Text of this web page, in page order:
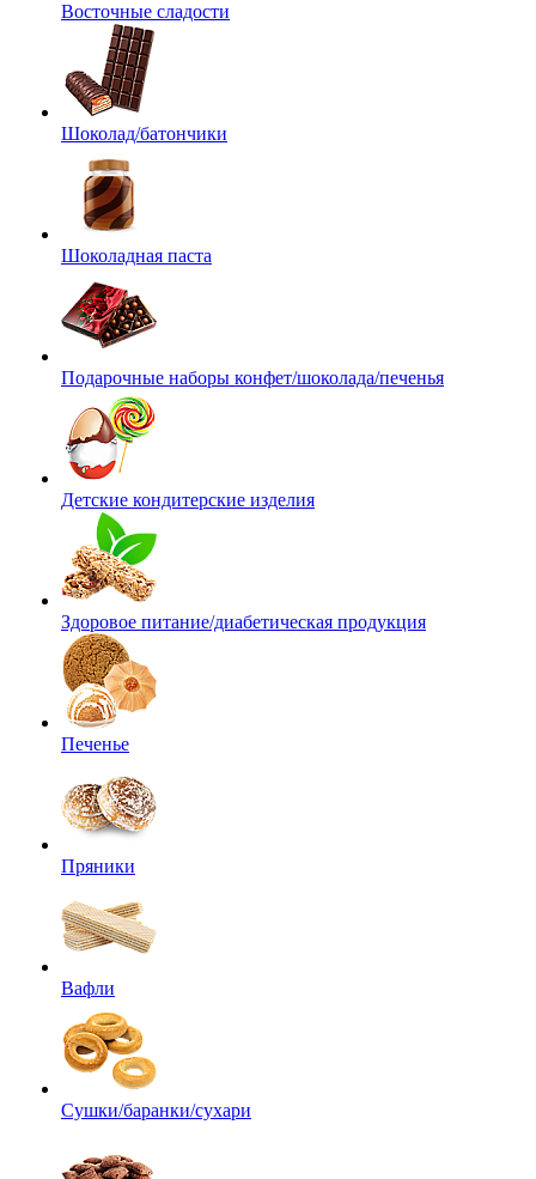
Восточные сладости
Шоколад/батончики
Шоколадная паста
Подарочные наборы конфет/шоколада/печенья
Детские кондитерские изделия
Здоровое питание/диабетическая продукция
Печенье
Пряники
Вафли
Сушки/баранки/сухари